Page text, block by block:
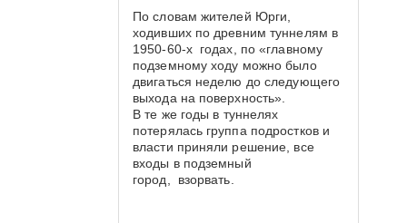
По словам жителей Юрги,
ходивших по древним туннелям в
1950-60-х годах, по «главному
подземному ходу можно было
двигаться неделю до следующего
выхода на поверхность».
В те же годы в туннелях
потерялась группа подростков и
власти приняли решение, все
входы в подземный
город, взорвать.